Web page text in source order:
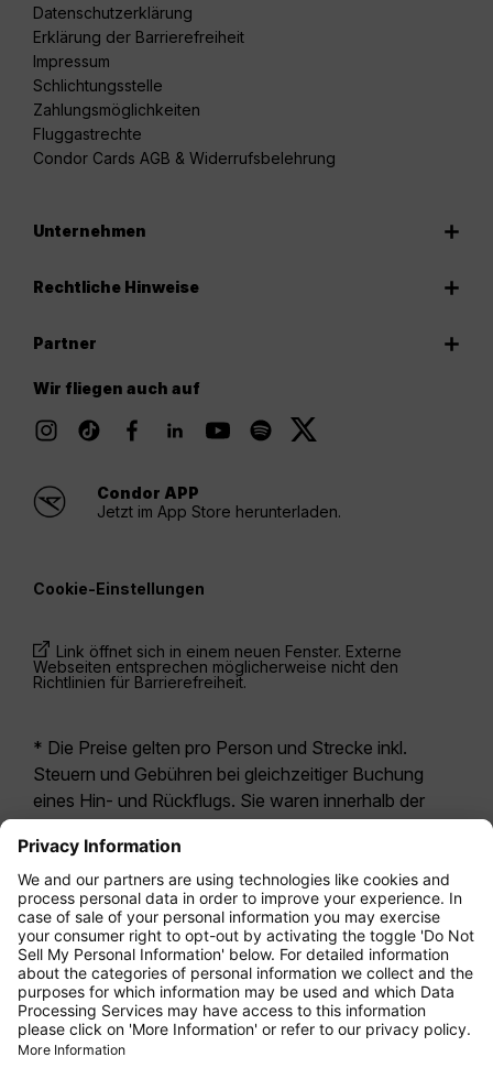
Datenschutzerklärung
Erklärung der Barrierefreiheit
Impressum
Schlichtungsstelle
Zahlungsmöglichkeiten
Fluggastrechte
Condor Cards AGB & Widerrufsbelehrung
Unternehmen
Rechtliche Hinweise
Partner
Wir fliegen auch auf
Condor APP
Jetzt im App Store herunterladen.
Cookie-Einstellungen
Link öffnet sich in einem neuen Fenster. Externe
Webseiten entsprechen möglicherweise nicht den
Richtlinien für Barrierefreiheit.
* Die Preise gelten pro Person und Strecke inkl.
Steuern und Gebühren bei gleichzeitiger Buchung
eines Hin- und Rückflugs. Sie waren innerhalb der
möglicherweise nicht mehr aktuell. Bei den für die
Economy Class angegebenen Tarifen handelt es
sich i.d.R. um Economy Zero, unsere restriktivste
Tarifoption. Es können hierfür zusätzliche Gebühren
fürAufgabegepäckoder für andere optionale
Leistungen anfallen. Es gelten dieAllgemeinen
Geschäftsbedingungen .